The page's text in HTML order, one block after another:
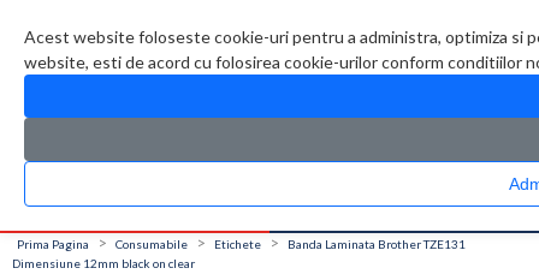
Acest website foloseste cookie-uri pentru a administra, optimiza si
website, esti de acord cu folosirea cookie-urilor conform conditiilor
0 produs(e)
CATALOG PRODUSE
Prima Pagina > Consumabile > Etichete >
Banda Laminata Brother TZE131
Dimensiune 12mm black on clear